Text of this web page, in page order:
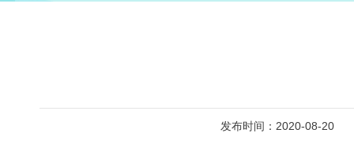
发布时间：2020-08-20